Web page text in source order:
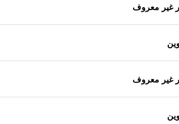
غير معروف
غير معروف